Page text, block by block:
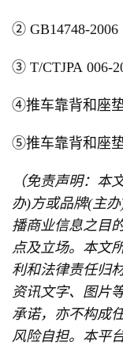
② GB14748-2006
③ T/CTJPA 006-
④推车靠背和座
⑤推车靠背和座
（免责声明：本
办)方或品牌(主
播商业信息之目
点及立场。本文
利和法律责任归
资讯文字、图片
承诺，亦不构成
风险自担。本平